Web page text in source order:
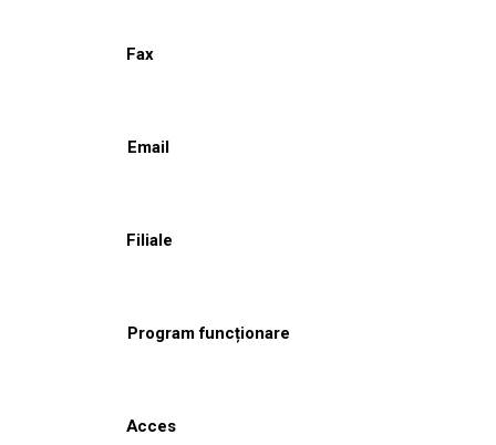
Fax
Email
Filiale
Program funcționare
Acces